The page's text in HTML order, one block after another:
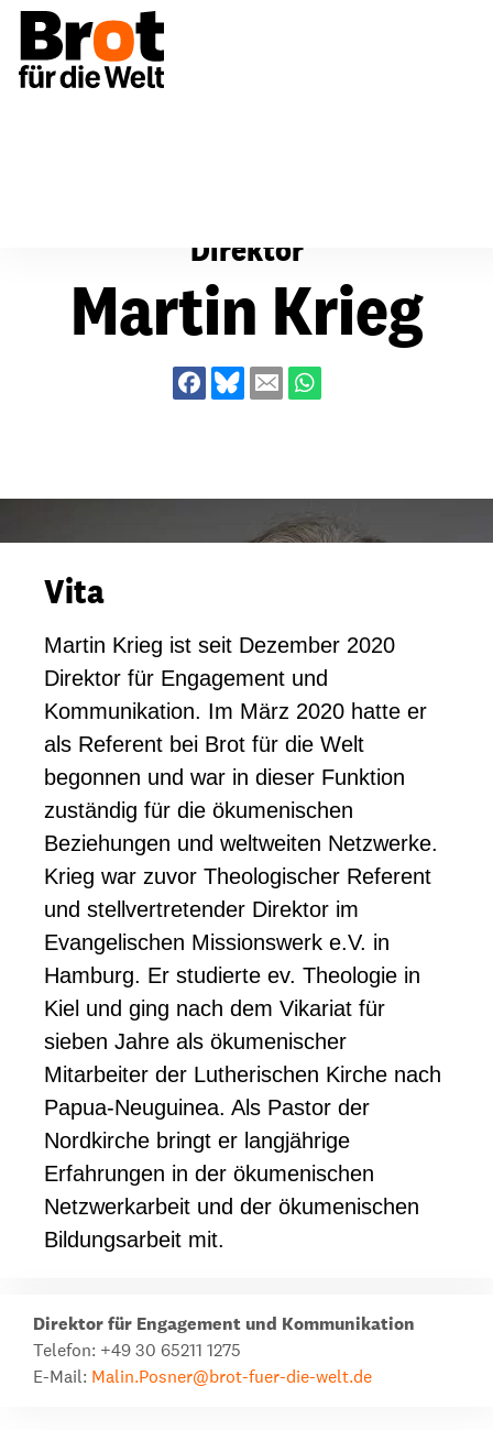
Direktor
Martin Krieg
Vita
Martin Krieg ist seit Dezember 2020
Direktor für Engagement und
Kommunikation. Im März 2020 hatte er
als Referent bei Brot für die Welt
begonnen und war in dieser Funktion
zuständig für die ökumenischen
Beziehungen und weltweiten Netzwerke.
Krieg war zuvor Theologischer Referent
und stellvertretender Direktor im
Evangelischen Missionswerk e.V. in
Hamburg. Er studierte ev. Theologie in
Kiel und ging nach dem Vikariat für
sieben Jahre als ökumenischer
Mitarbeiter der Lutherischen Kirche nach
Papua-Neuguinea. Als Pastor der
Nordkirche bringt er langjährige
Erfahrungen in der ökumenischen
Netzwerkarbeit und der ökumenischen
Bildungsarbeit mit.
Direktor für Engagement und Kommunikation
Telefon: +49 30 65211 1275
E-Mail: Malin.Posner@brot-fuer-die-welt.de